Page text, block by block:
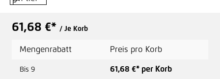
61,68 €* / Je Korb
Mengenrabatt Preis pro Korb
Bis 9 61,68 €* per Korb